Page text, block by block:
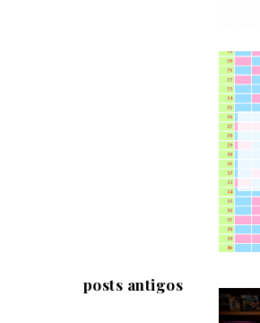
posts antigos